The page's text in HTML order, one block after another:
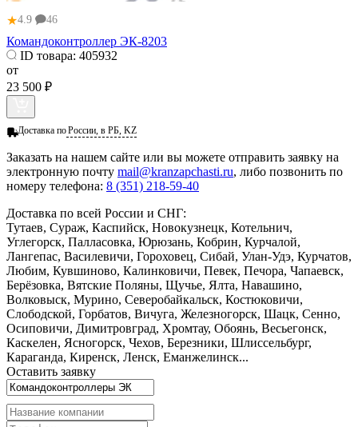
★4.9 46
Командоконтроллер ЭК-8203
ID товара: 405932
от
23 500 ₽
Доставка поРоссии, в РБ, KZ
Заказать на нашем сайте или вы можете отправить заявку на
электронную почту mail@kranzapchasti.ru, либо позвонить по
номеру телефона: 8 (351) 218-59-40
Доставка по всей России и СНГ:
Тутаев, Сураж, Каспийск, Новокузнецк, Котельнич,
Углегорск, Палласовка, Юрюзань, Кобрин, Курчалой,
Лангепас, Василевичи, Гороховец, Сибай, Улан-Удэ, Курчатов,
Любим, Кувшиново, Калинковичи, Певек, Печора, Чапаевск,
Берёзовка, Вятские Поляны, Щучье, Ялта, Навашино,
Волковыск, Мурино, Северобайкальск, Костюковичи,
Слободской, Горбатов, Вичуга, Железногорск, Шацк, Сенно,
Осиповичи, Димитровград, Хромтау, Обоянь, Весьегонск,
Каскелен, Ясногорск, Чехов, Березники, Шлиссельбург,
Караганда, Киренск, Ленск, Еманжелинск...
Оставить заявку